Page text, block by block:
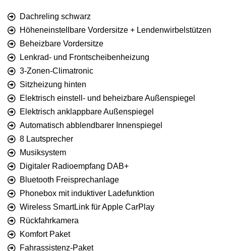
Dachreling schwarz
Höheneinstellbare Vordersitze + Lendenwirbelstützen
Beheizbare Vordersitze
Lenkrad- und Frontscheibenheizung
3-Zonen-Climatronic
Sitzheizung hinten
Elektrisch einstell- und beheizbare Außenspiegel
Elektrisch anklappbare Außenspiegel
Automatisch abblendbarer Innenspiegel
8 Lautsprecher
Musiksystem
Digitaler Radioempfang DAB+
Bluetooth Freisprechanlage
Phonebox mit induktiver Ladefunktion
Wireless SmartLink für Apple CarPlay
Rückfahrkamera
Komfort Paket
Fahrassistenz-Paket